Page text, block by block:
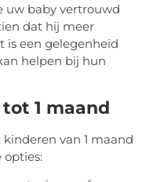
uw baby vertrouwd
dat hij meer
is een gelegenheid
helpen bij hun
1 maand
kinderen van 1 maand
opties: